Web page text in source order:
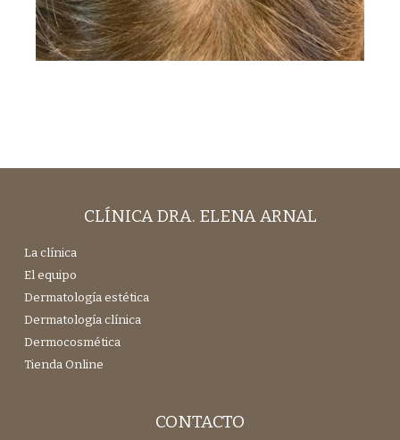
CLÍNICA DRA. ELENA ARNAL
La clínica
El equipo
Dermatología estética
Dermatología clínica
Dermocosmética
Tienda Online
CONTACTO